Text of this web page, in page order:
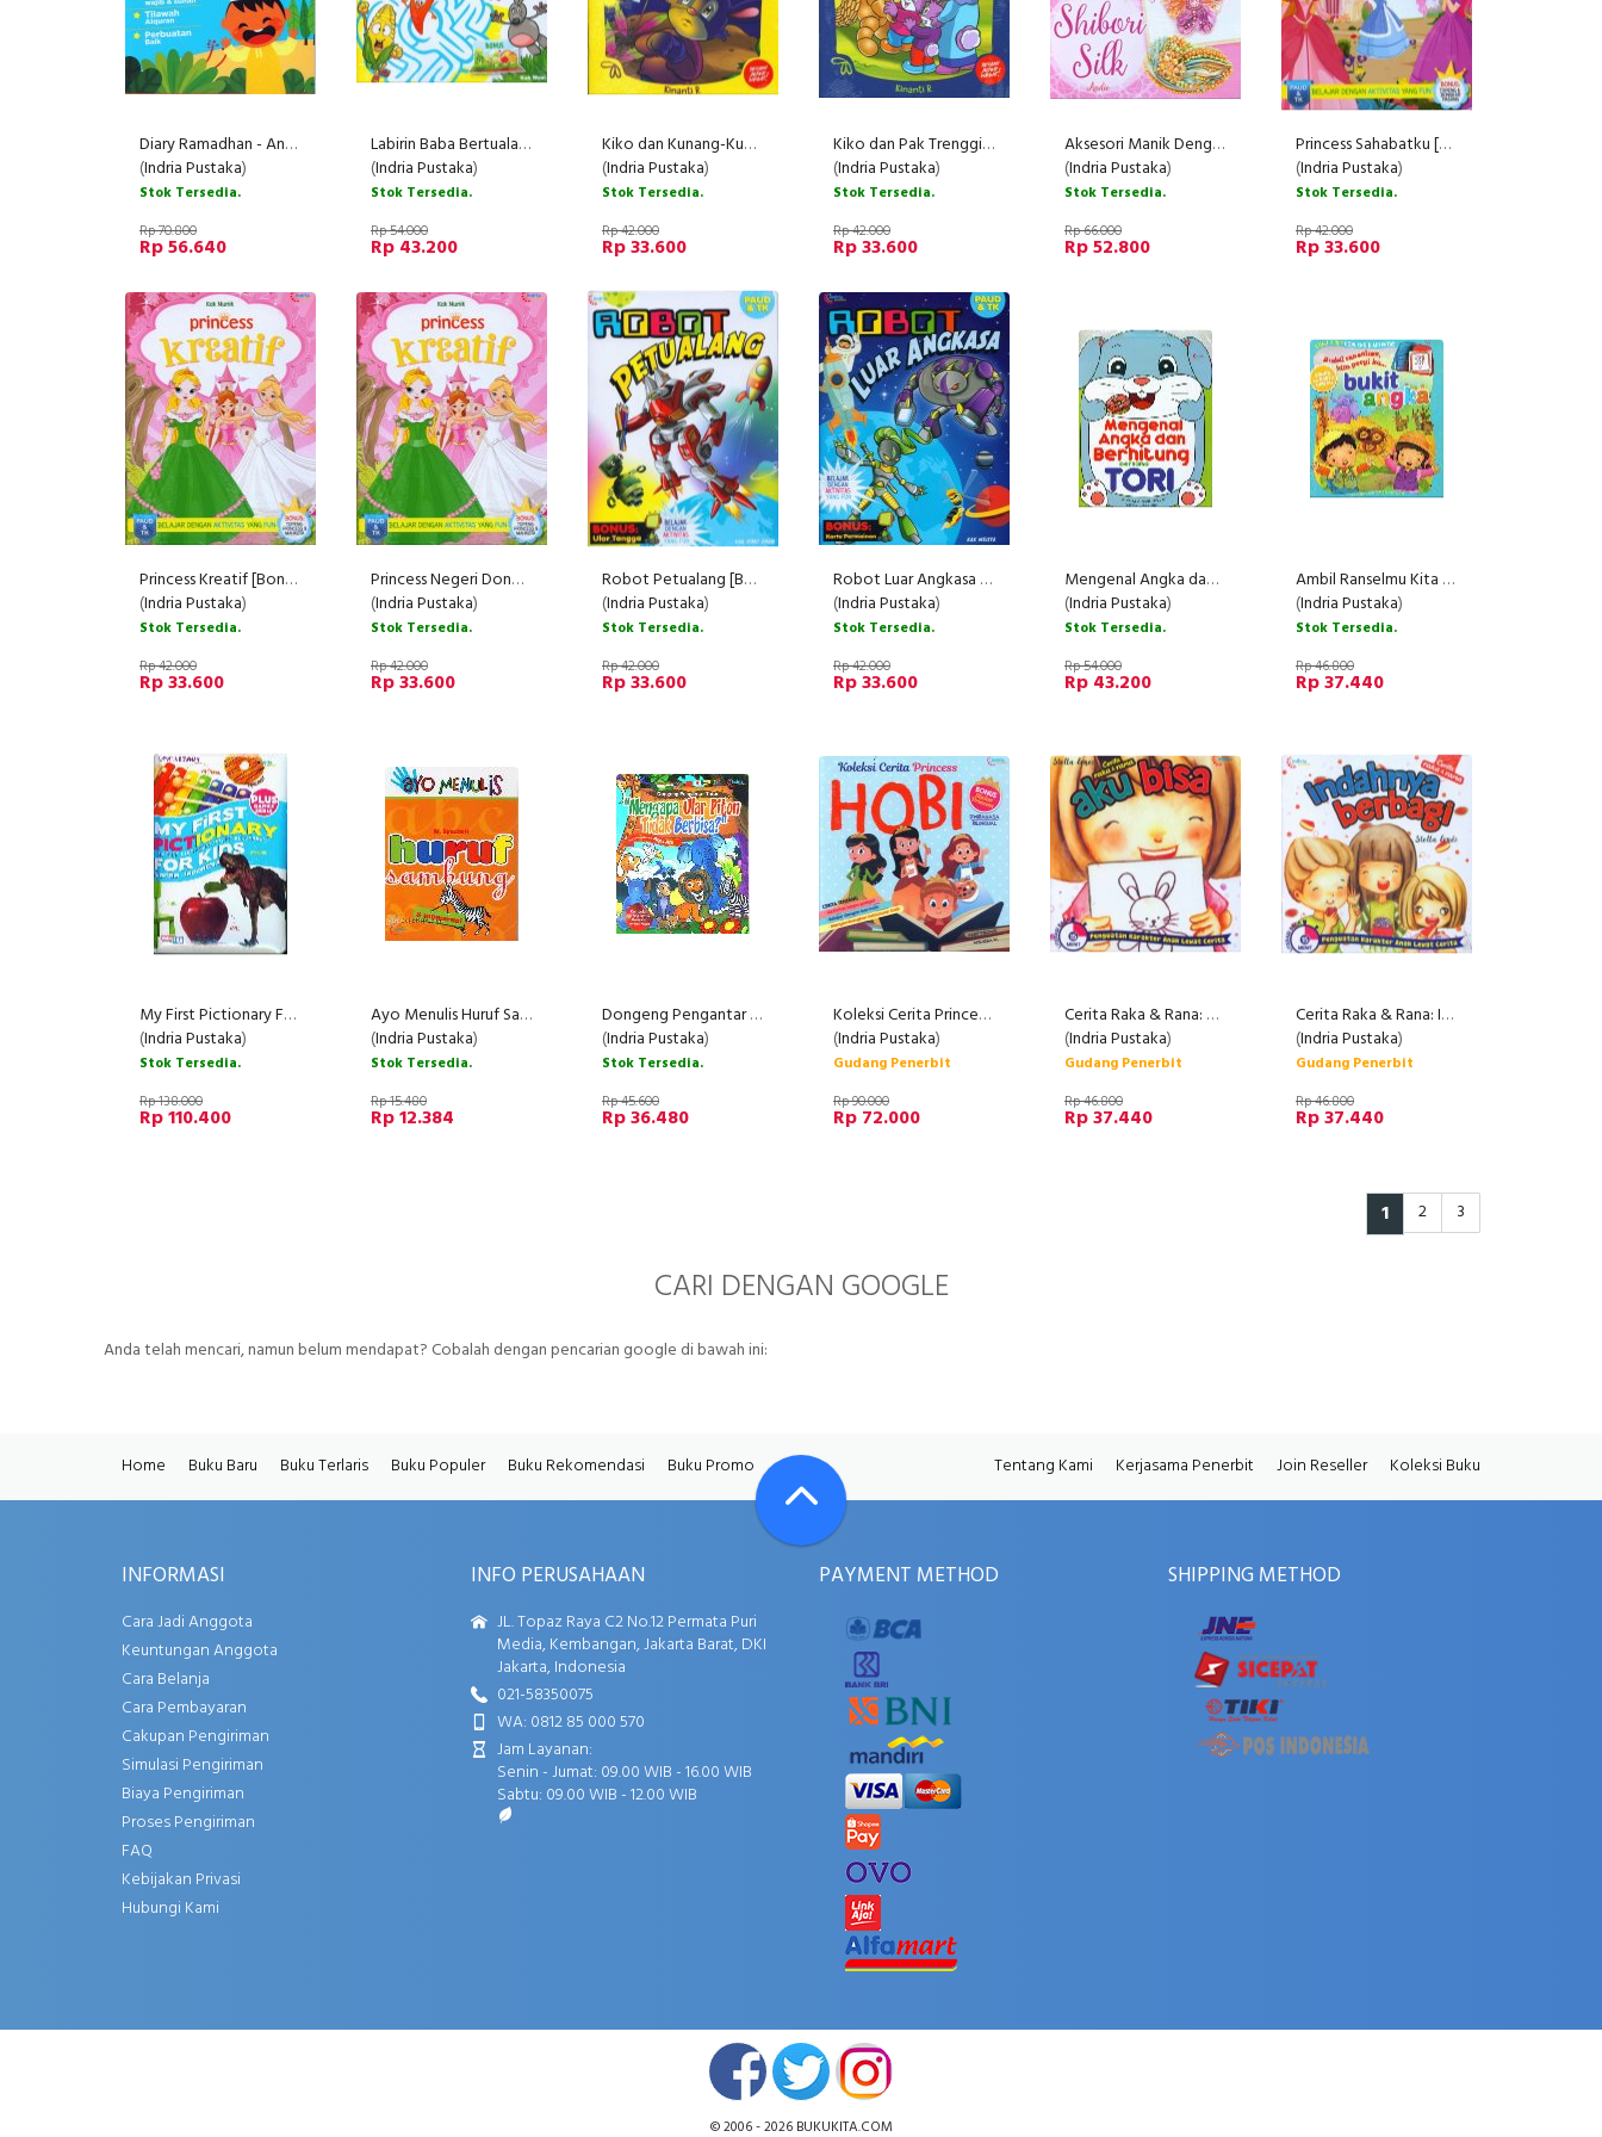
Diary Ramadhan - Anak Muslim
(Indria Pustaka)
Stok Tersedia.
Rp 70.800
Rp 56.640
Labirin Baba Bertualang di Kebun Sayur (PAUD & TK)
(Indria Pustaka)
Stok Tersedia.
Rp 54.000
Rp 43.200
Kiko dan Kunang-Kunang [Cerita Dwibahasa]
(Indria Pustaka)
Stok Tersedia.
Rp 42.000
Rp 33.600
Kiko dan Pak Trenggiling
(Indria Pustaka)
Stok Tersedia.
Rp 42.000
Rp 33.600
Aksesori Manik Dengan Shibori Silk
(Indria Pustaka)
Stok Tersedia.
Rp 66.000
Rp 52.800
Princess Sahabatku [Bonus: Topeng & Bongkar Pasang]
(Indria Pustaka)
Stok Tersedia.
Rp 42.000
Rp 33.600
Princess Kreatif [Bonus: Topeng Princess & Mahkota]
(Indria Pustaka)
Stok Tersedia.
Rp 42.000
Rp 33.600
Princess Negeri Dongeng [Bonus: Frame Foto & Paper Craft]
(Indria Pustaka)
Stok Tersedia.
Rp 42.000
Rp 33.600
Robot Petualang [Bonus: Ular Tangga]
(Indria Pustaka)
Stok Tersedia.
Rp 42.000
Rp 33.600
Robot Luar Angkasa [Bonus Kartu Permainan]
(Indria Pustaka)
Stok Tersedia.
Rp 42.000
Rp 33.600
Mengenal Angka dan Berhitung Bersama TORI
(Indria Pustaka)
Stok Tersedia.
Rp 54.000
Rp 43.200
Ambil Ranselmu Kita Pergi Ke Bukit Angka
(Indria Pustaka)
Stok Tersedia.
Rp 46.800
Rp 37.440
My First Pictionary For Kids : Inggris-Indonesia
(Indria Pustaka)
Stok Tersedia.
Rp 138.000
Rp 110.400
Ayo Menulis Huruf Sambung & Mewarnai
(Indria Pustaka)
Stok Tersedia.
Rp 15.480
Rp 12.384
Dongeng Pengantar Tidur : Mengapa Ular Piton Tidak Berbisa?
(Indria Pustaka)
Stok Tersedia.
Rp 45.600
Rp 36.480
Koleksi Cerita Princess HOBI - Dwibahasa Bilingual
(Indria Pustaka)
Gudang Penerbit
Rp 90.000
Rp 72.000
Cerita Raka & Rana: Aku Bisa
(Indria Pustaka)
Gudang Penerbit
Rp 46.800
Rp 37.440
Cerita Raka & Rana: Indahnya Berbagi
(Indria Pustaka)
Gudang Penerbit
Rp 46.800
Rp 37.440
1 2 3
CARI DENGAN GOOGLE
Anda telah mencari, namun belum mendapat? Cobalah dengan pencarian google di bawah ini:
Home Buku Baru Buku Terlaris Buku Populer Buku Rekomendasi Buku Promo Tentang Kami Kerjasama Penerbit Join Reseller Koleksi Buku
INFORMASI
Cara Jadi Anggota
Keuntungan Anggota
Cara Belanja
Cara Pembayaran
Cakupan Pengiriman
Simulasi Pengiriman
Biaya Pengiriman
Proses Pengiriman
FAQ
Kebijakan Privasi
Hubungi Kami
INFO PERUSAHAAN
JL. Topaz Raya C2 No.12 Permata Puri
Media, Kembangan, Jakarta Barat, DKI
Jakarta, Indonesia
021-58350075
WA: 0812 85 000 570
Jam Layanan:
Senin - Jumat: 09.00 WIB - 16.00 WIB
Sabtu: 09.00 WIB - 12.00 WIB
PAYMENT METHOD SHIPPING METHOD
© 2006 - 2026 BUKUKITA.COM